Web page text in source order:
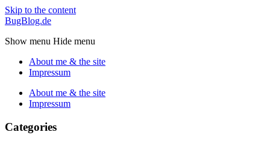
Skip to the content
BugBlog.de
Show menu Hide menu
About me & the site
Impressum
About me & the site
Impressum
Categories